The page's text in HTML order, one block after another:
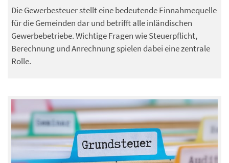
Die Gewerbesteuer stellt eine bedeutende Einnahmequelle
für die Gemeinden dar und betrifft alle inländischen
Gewerbebetriebe. Wichtige Fragen wie Steuerpflicht,
Berechnung und Anrechnung spielen dabei eine zentrale
Rolle.